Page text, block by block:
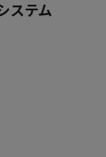
ステム